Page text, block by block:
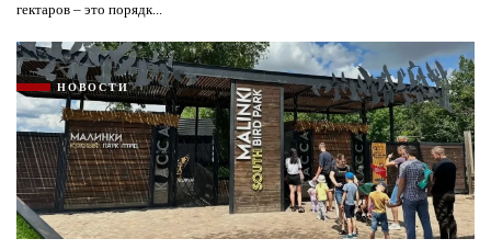
гектаров – это порядк...
НОВОСТИ